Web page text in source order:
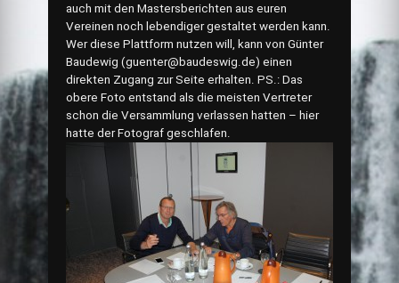
auch mit den Mastersberichten aus euren
Vereinen noch lebendiger gestaltet werden kann.
Wer diese Plattform nutzen will, kann von Günter
Baudewig (guenter@baudeswig.de) einen
direkten Zugang zur Seite erhalten. PS.: Das
obere Foto entstand als die meisten Vertreter
schon die Versammlung verlassen hatten – hier
hatte der Fotograf geschlafen.